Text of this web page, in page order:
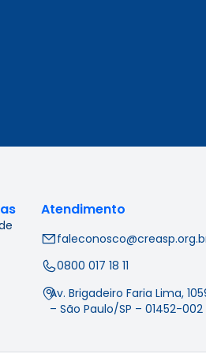
Atendimento
0800 017 18 11
Av. Brigadeiro Faria Lima,
– São Paulo/SP – 01452-002